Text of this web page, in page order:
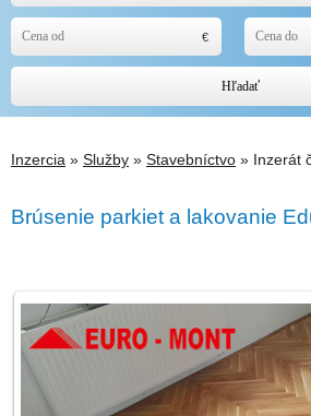
Hľadať
Inzercia » Služby » Stavebníctvo » Inzerát
Brúsenie parkiet a lakovanie